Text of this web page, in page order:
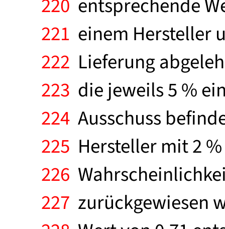
220 entsprechende
221 einem Hersteller
222 Lieferung
223 die jeweils 5 %
224 Ausschuss
225 Hersteller mit 2
226
227 zurückgewiesen